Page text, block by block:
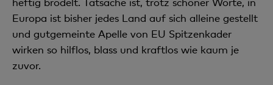
Europa ist bisher jedes Land auf sich alleine gestellt
und gutgemeinte Apelle von EU Spitzenkader
wirken so hilflos, blass und kraftlos wie kaum je
zuvor.